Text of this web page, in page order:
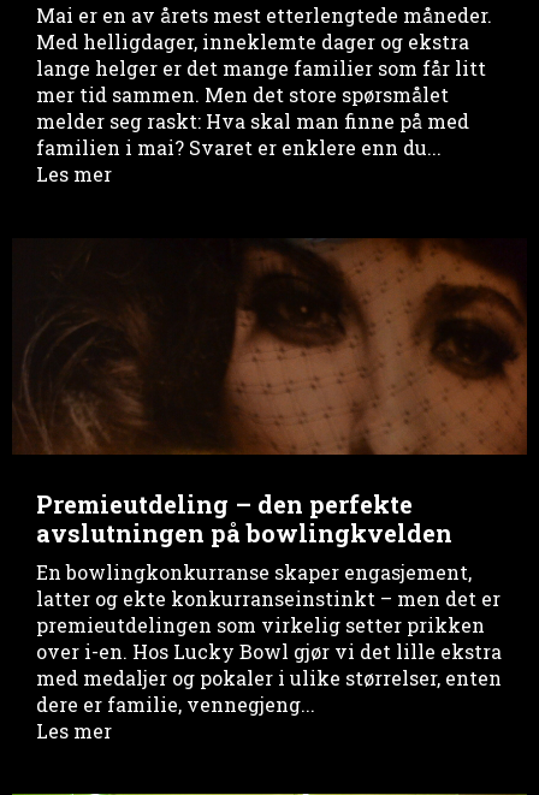
Mai er en av årets mest etterlengtede måneder.
Med helligdager, inneklemte dager og ekstra
lange helger er det mange familier som får litt
mer tid sammen. Men det store spørsmålet
melder seg raskt: Hva skal man finne på med
familien i mai? Svaret er enklere enn du...
Les mer
Premieutdeling – den perfekte
avslutningen på bowlingkvelden
En bowlingkonkurranse skaper engasjement,
latter og ekte konkurranseinstinkt – men det er
premieutdelingen som virkelig setter prikken
over i-en. Hos Lucky Bowl gjør vi det lille ekstra
med medaljer og pokaler i ulike størrelser, enten
dere er familie, vennegjeng...
Les mer